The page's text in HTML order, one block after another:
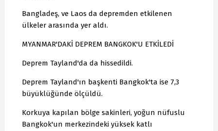
Bangladeş, ve Laos da depremden etkilenen
ülkeler arasında yer aldı.
MYANMAR'DAKİ DEPREM BANGKOK'U ETKİLEDİ
Deprem Tayland'da da hissedildi.
Deprem Tayland'ın başkenti Bangkok'ta ise 7,3
büyüklüğünde ölçüldü.
Korkuya kapılan bölge sakinleri, yoğun nüfuslu
Bangkok'un merkezindeki yüksek katlı